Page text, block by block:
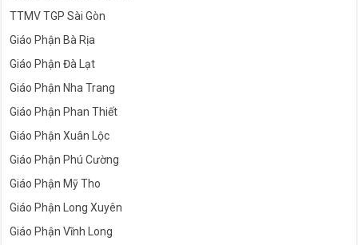
TTMV TGP Sài Gòn
Giáo Phận Bà Rịa
Giáo Phận Đà Lạt
Giáo Phận Nha Trang
Giáo Phận Phan Thiết
Giáo Phận Xuân Lộc
Giáo Phận Phú Cường
Giáo Phận Mỹ Tho
Giáo Phận Long Xuyên
Giáo Phận Vĩnh Long